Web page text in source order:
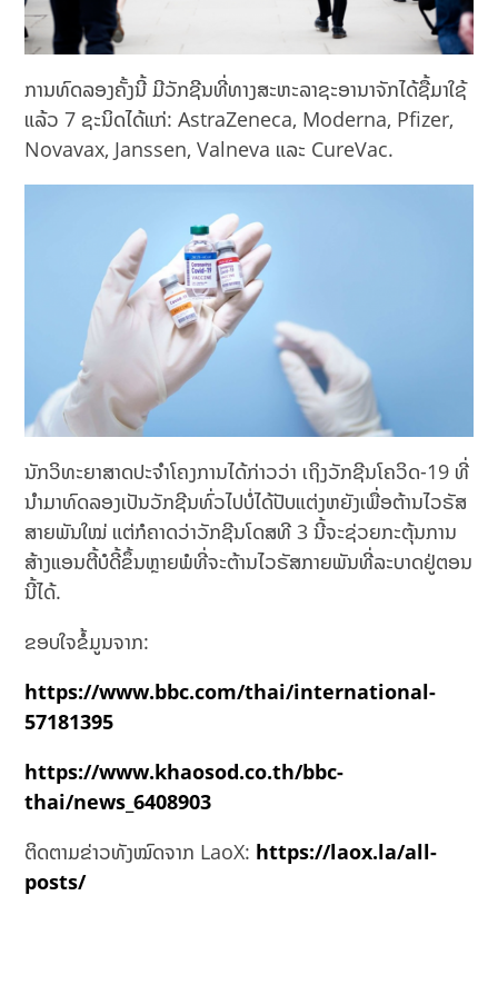
ການທົດລອງຄັ້ງນີ້ ມີວັກຊີນທີ່ທາງສະຫະລາຊະອານາຈັກໄດ້ຊື້ມາໃຊ້
ແລ້ວ 7 ຊະນິດໄດ້ແກ່: AstraZeneca, Moderna, Pfizer,
Novavax, Janssen, Valneva ແລະ CureVac.
ນັກວິທະຍາສາດປະຈຳໂຄງການໄດ້ກ່າວວ່າ ເຖິງວັກຊີນໂຄວິດ-19 ທີ່
ນຳມາທົດລອງເປັນວັກຊີນທົ່ວໄປບໍ່ໄດ້ປັບແຕ່ງຫຍັງເພື່ອຕ້ານໄວຣັສ
ສາຍພັນໃໝ່ ແຕ່ກໍຄາດວ່າວັກຊີນໂດສທີ 3 ນີ້ຈະຊ່ວຍກະຕຸ້ນການ
ສ້າງແອນຕີ້ບໍດີ້ຂຶ້ນຫຼາຍພໍທີ່ຈະຕ້ານໄວຣັສກາຍພັນທີ່ລະບາດຢູ່ຕອນ
ນີ້ໄດ້.
ຂອບໃຈຂໍ້ມູນຈາກ:
https://www.bbc.com/thai/international-
57181395
https://www.khaosod.co.th/bbc-
thai/news_6408903
ຕິດຕາມຂ່າວທັງໝົດຈາກ LaoX: https://laox.la/all-
posts/